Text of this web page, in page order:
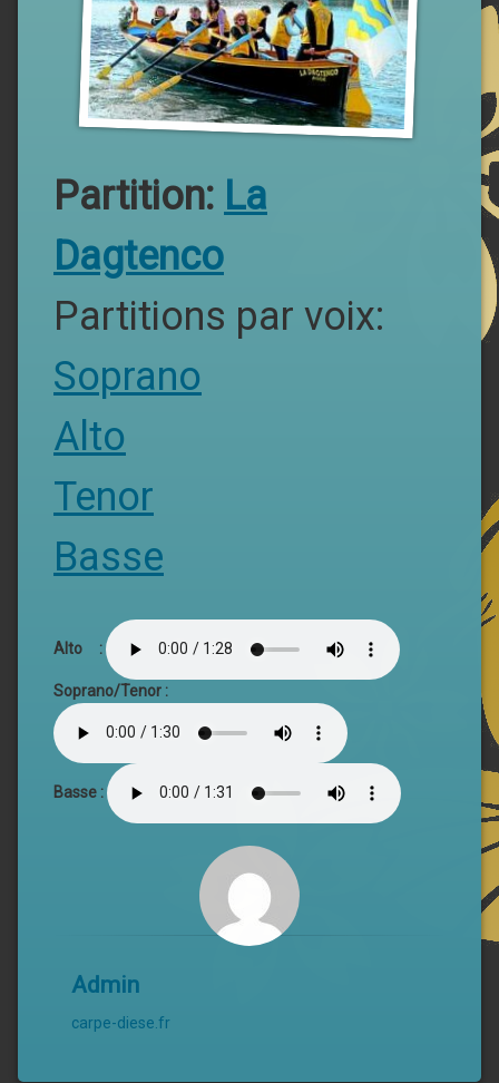
Partition: La
Dagtenco
Partitions par voix:
Soprano
Alto
Tenor
Basse
Alto :
Soprano/Tenor :
Basse :
Admin
carpe-diese.fr